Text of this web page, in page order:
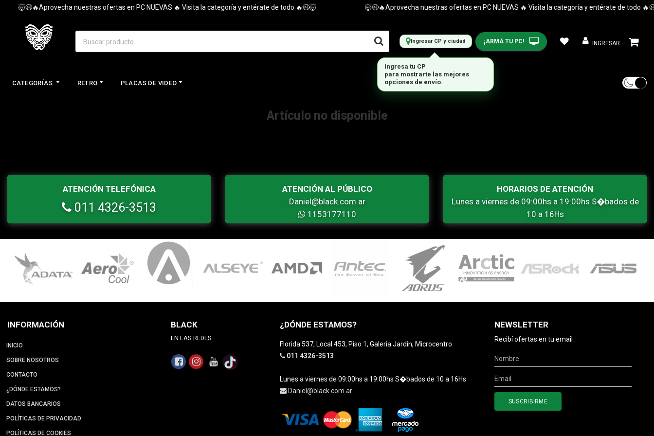
🤯😉🔥Aprovecha nuestras ofertas en PC NUEVAS 🔥 Visita la categoría y entérate de todo 🔥😉🤯 🤯😉🔥Aprovecha nuestras ofertas en PC NUEVAS 🔥 Visita la categoría y entérate de todo
Ingresar CP y ciudad ¡ARMÁ TU PC! INGRESAR
CATEGORÍAS RETRO PLACAS DE VIDEO
Artículo no disponible
ATENCIÓN TELEFÓNICA
011 4326-3513
ATENCIÓN AL PÚBLICO
Daniel@black.com.ar
1153177110
HORARIOS DE ATENCIÓN
Lunes a viernes de 09:00hs a 19:00hs S�bados de
10 a 16Hs
INFORMACIÓN
INICIO
SOBRE NOSOTROS
CONTACTO
¿DÓNDE ESTAMOS?
DATOS BANCARIOS
POLÍTICAS DE PRIVACIDAD
POLÍTICAS DE COOKIES
BLACK
EN LAS REDES
¿DÓNDE ESTAMOS?
Florida 537, Local 453, Piso 1, Galeria Jardin, Microcentro
011 4326-3513
Lunes a viernes de 09:00hs a 19:00hs S�bados de 10 a 16Hs
Daniel@black.com.ar
NEWSLETTER
Recibí ofertas en tu email
Ingresa tu CP
para mostrarte las mejores
opciones de envío.